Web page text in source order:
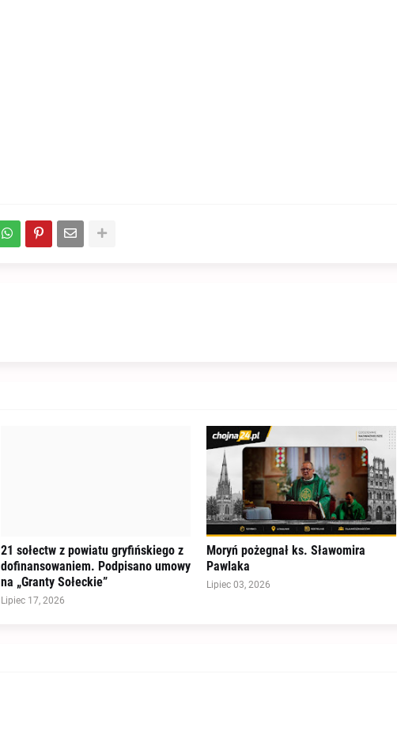
21 sołectw z powiatu gryfińskiego z
dofinansowaniem. Podpisano umowy
na „Granty Sołeckie”
Lipiec 17, 2026
Moryń pożegnał ks. Sławomira
Pawlaka
Lipiec 03, 2026